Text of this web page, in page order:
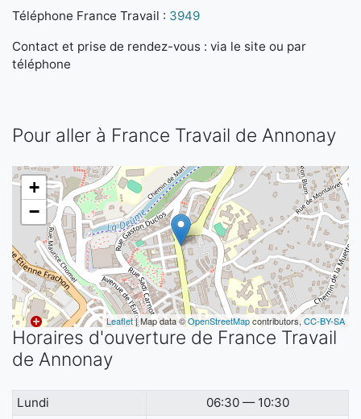
Téléphone France Travail : 3949
Contact et prise de rendez-vous : via le site ou par
téléphone
Pour aller à France Travail de Annonay
+
−
Leaflet| Map data ©OpenStreetMapcontributors, CC-BY-SA
Horaires d'ouverture de France Travail
de Annonay
Lundi
06:30 — 10:30